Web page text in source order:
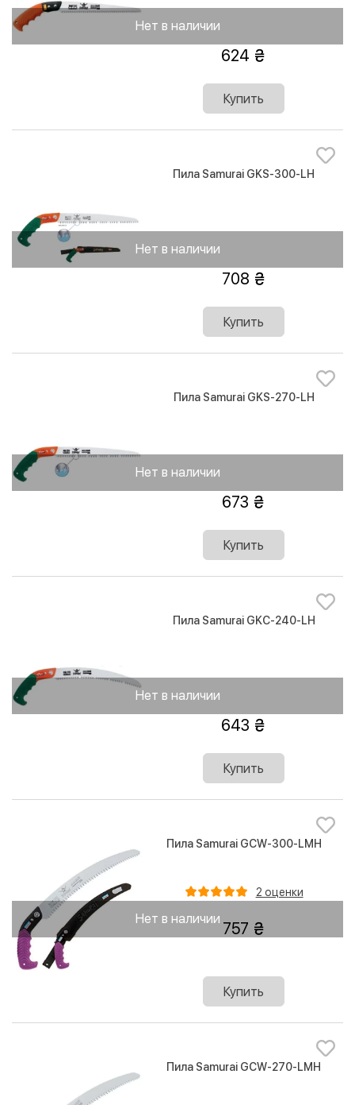
Нет в наличии
624
Купить
Нет в наличии
Пила Samurai GKS-300-LH
708
Купить
Нет в наличии
Пила Samurai GKS-270-LH
673
Купить
Нет в наличии
Пила Samurai GKC-240-LH
643
Купить
Нет в наличии
Пила Samurai GCW-300-LMH
2 оценки
757
Купить
Пила Samurai GCW-270-LMH